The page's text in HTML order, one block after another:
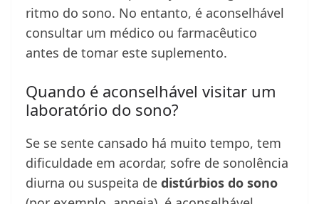
ritmo do sono. No entanto, é aconselhável
consultar um médico ou farmacêutico
antes de tomar este suplemento.
Quando é aconselhável visitar um
laboratório do sono?
Se se sente cansado há muito tempo, tem
dificuldade em acordar, sofre de sonolência
diurna ou suspeita de distúrbios do sono